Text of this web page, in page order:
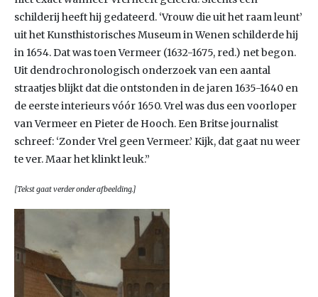
schilderij heeft hij gedateerd. ‘Vrouw die uit het raam leunt’
uit het Kunsthistorisches Museum in Wenen schilderde hij
in 1654. Dat was toen Vermeer (1632-1675, red.) net begon.
Uit dendrochronologisch onderzoek van een aantal
straatjes blijkt dat die ontstonden in de jaren 1635-1640 en
de eerste interieurs vóór 1650. Vrel was dus een voorloper
van Vermeer en Pieter de Hooch. Een Britse journalist
schreef: ‘Zonder Vrel geen Vermeer.’ Kijk, dat gaat nu weer
te ver. Maar het klinkt leuk.”
[Tekst gaat verder onder afbeelding.]